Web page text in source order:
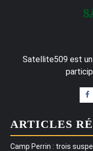
Satellite509 est un
ARTICLES
Camp Perrin : trois